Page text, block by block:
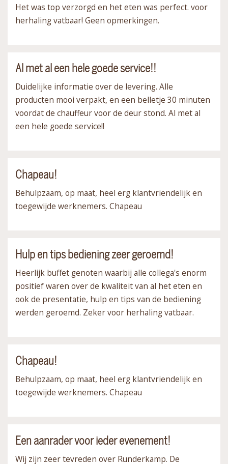
Het was top verzorgd en het eten was perfect. voor
herhaling vatbaar! Geen opmerkingen.
Al met al een hele goede service!!
Duidelijke informatie over de levering. Alle
producten mooi verpakt, en een belletje 30 minuten
voordat de chauffeur voor de deur stond. Al met al
een hele goede service!!
Chapeau!
Behulpzaam, op maat, heel erg klantvriendelijk en
toegewijde werknemers. Chapeau
Hulp en tips bediening zeer geroemd!
Heerlijk buffet genoten waarbij alle collega's enorm
positief waren over de kwaliteit van al het eten en
ook de presentatie, hulp en tips van de bediening
werden geroemd. Zeker voor herhaling vatbaar.
Chapeau!
Behulpzaam, op maat, heel erg klantvriendelijk en
toegewijde werknemers. Chapeau
Een aanrader voor ieder evenement!
Wij zijn zeer tevreden over Runderkamp. De